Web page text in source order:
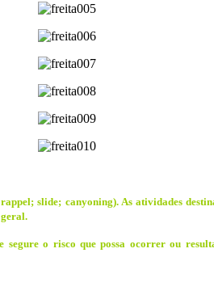
slide; canyoning). As atividades
segure o risco que possa ocorrer ou